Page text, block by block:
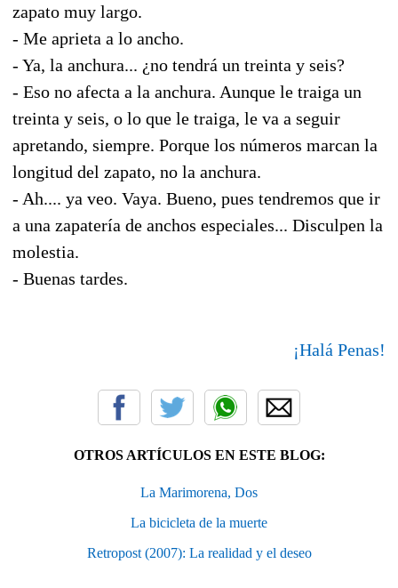
zapato muy largo.
- Me aprieta a lo ancho.
- Ya, la anchura... ¿no tendrá un treinta y seis?
- Eso no afecta a la anchura. Aunque le traiga un
treinta y seis, o lo que le traiga, le va a seguir
apretando, siempre. Porque los números marcan la
longitud del zapato, no la anchura.
- Ah.... ya veo. Vaya. Bueno, pues tendremos que ir
a una zapatería de anchos especiales... Disculpen la
molestia.
- Buenas tardes.
¡Halá Penas!
OTROS ARTÍCULOS EN ESTE BLOG:
La Marimorena, Dos
La bicicleta de la muerte
Retropost (2007): La realidad y el deseo